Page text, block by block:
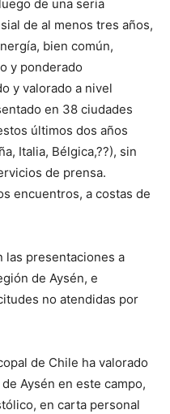
de una seria
de al menos tres años,
bien común,
y ponderado
y valorado a nivel
en 38 ciudades
últimos dos años
Italia, Bélgica,??), sin
de prensa.
encuentros, a costas de
las presentaciones a
de Aysén, e
no atendidas por
de Chile ha valorado
Aysén en este campo,
en carta personal